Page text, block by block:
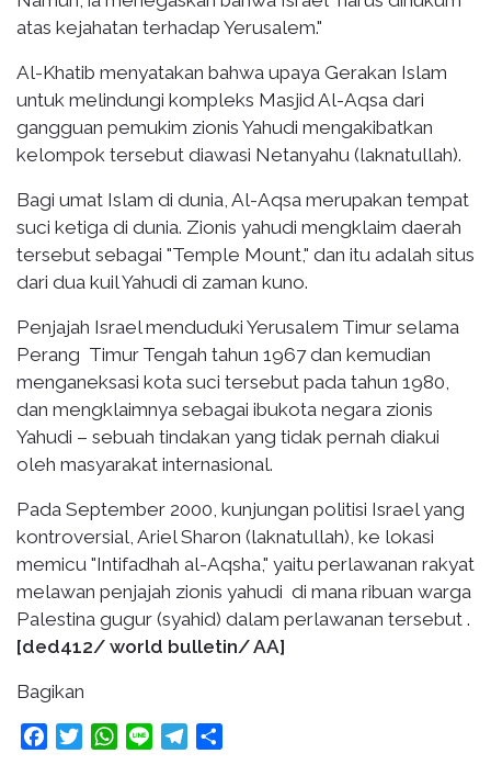
atas kejahatan terhadap Yerusalem."
Al-Khatib menyatakan bahwa upaya Gerakan Islam
untuk melindungi kompleks Masjid Al-Aqsa dari
gangguan pemukim zionis Yahudi mengakibatkan
kelompok tersebut diawasi Netanyahu (laknatullah).
Bagi umat Islam di dunia, Al-Aqsa merupakan tempat
suci ketiga di dunia. Zionis yahudi mengklaim daerah
tersebut sebagai "Temple Mount," dan itu adalah situs
dari dua kuil Yahudi di zaman kuno.
Penjajah Israel menduduki Yerusalem Timur selama
Perang Timur Tengah tahun 1967 dan kemudian
menganeksasi kota suci tersebut pada tahun 1980,
dan mengklaimnya sebagai ibukota negara zionis
Yahudi – sebuah tindakan yang tidak pernah diakui
oleh masyarakat internasional.
Pada September 2000, kunjungan politisi Israel yang
kontroversial, Ariel Sharon (laknatullah), ke lokasi
memicu "Intifadhah al-Aqsha," yaitu perlawanan rakyat
melawan penjajah zionis yahudi di mana ribuan warga
Palestina gugur (syahid) dalam perlawanan tersebut .
[ded412/ world bulletin/ AA]
Bagikan
FacebookTwitterWhatsApp
Line Telegram